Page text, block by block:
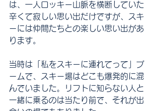
は、一人ロッキー山脈を横断していた
辛くて寂しい思い出だけですが、スキ
ーには仲間たちとの楽しい思い出があ
ります。
当時は「私をスキーに連れてって」ブ
ームで、スキー場はどこも爆発的に混
んでいました。リフトに知らない人と
一緒に乗るのは当たり前で、それが出